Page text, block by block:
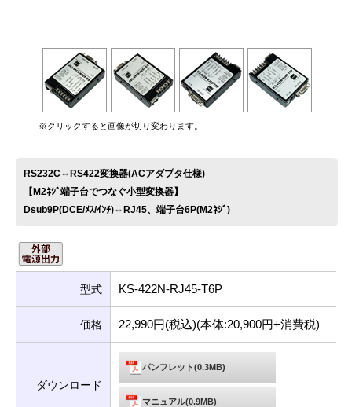
※クリックすると画像が切り変わります。
RS232C⇔RS422変換器(ACアダプタ仕様)
【M2ﾈｼﾞ端子台でつなぐ小型変換器】
Dsub9P(DCE/ﾒｽ/ｲﾝﾁ)⇔RJ45、端子台6P(M2ﾈｼﾞ)
型式 KS-422N-RJ45-T6P
価格 22,990円(税込)(本体:20,900円+消費税)
ダウンロード
パンフレット(0.3MB)
マニュアル(0.9MB)